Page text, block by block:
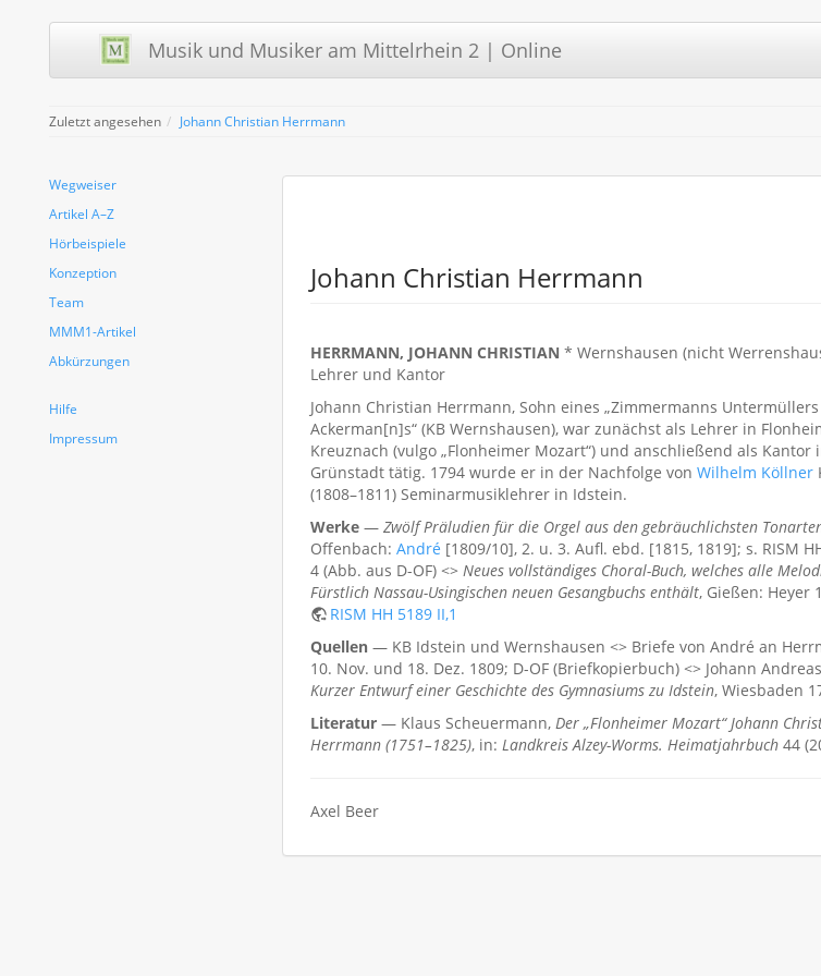
Musik und Musiker am Mittelrhein 2 | Online
Zuletzt angesehen Johann Christian Herrmann
Wegweiser
Artikel A–Z
Hörbeispiele
Konzeption
Team
MMM1-Artikel
Abkürzungen
Hilfe
Impressum
Johann Christian Herrmann
HERRMANN, JOHANN CHRISTIAN * Wernshausen (nicht
Lehrer und Kantor
Johann Christian Herrmann, Sohn eines „Zimmermanns
Ackerman[n]s“ (KB Wernshausen), war zunächst als Lehrer in
Kreuznach (vulgo „Flonheimer Mozart“) und anschließend als Kantor
Grünstadt tätig. 1794 wurde er in der Nachfolge von Wilhelm Köllner
(1808–1811) Seminarmusiklehrer in Idstein.
Werke — Zwölf Präludien für die Orgel aus den gebräuchlichsten
Offenbach: André [1809/10], 2. u. 3. Aufl. ebd. [1815, 1819]; s. RISM
4 (Abb. aus D-OF) <> Neues vollständiges Choral-Buch, welches alle
Fürstlich Nassau-Usingischen neuen Gesangbuchs enthält, Gießen: Heyer
RISM HH 5189 II,1
Quellen — KB Idstein und Wernshausen <> Briefe von André an
10. Nov. und 18. Dez. 1809; D-OF (Briefkopierbuch) <> Johann
Kurzer Entwurf einer Geschichte des Gymnasiums zu Idstein, Wiesbaden
Literatur — Klaus Scheuermann, Der „Flonheimer Mozart“ Johann
Herrmann (1751–1825), in: Landkreis Alzey-Worms. Heimatjahrbuch 44
Axel Beer